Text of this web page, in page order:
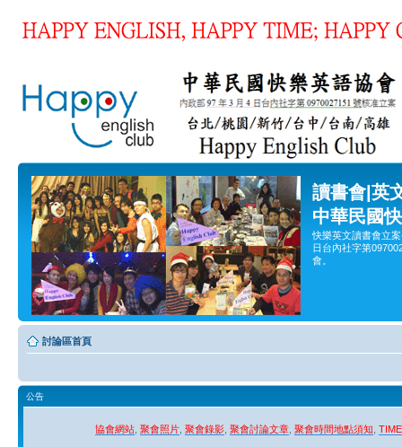
讀書會|英
中華民國
快樂英文讀書會立
日台內社字第
會。
討論區首頁
公告
協會網站 聚會照片 聚會錄影 聚會討論文章 聚會時間地點須知